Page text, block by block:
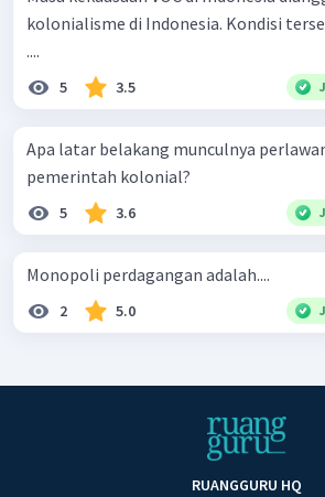
kolonialisme di Indonesia. Kondisi
....
5 3.5
Apa latar belakang munculnya
pemerintah kolonial?
5 3.6
Monopoli perdagangan adalah....
2 5.0
RUANGGURU HQ